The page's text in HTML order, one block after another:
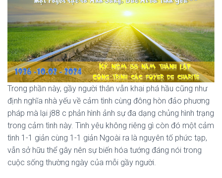
Trong phần này, gầy người thân vẫn khai phá hầu cũng như
định nghĩa nhà yếu về cảm tình cùng đông hòn đảo phương
pháp mà lại j88 c phản hình ảnh sự đa dạng chủng hình trạng
trong cảm tình này. Tình yêu không riêng gì còn đó một cảm
tình 1-1 giản cùng 1-1 giản Ngoài ra là nguyên tố phức tạp,
vẫn sở hữu thể gây nên sự biến hóa tướng đáng nói trong
cuộc sống thường ngày của mỗi gầy người.